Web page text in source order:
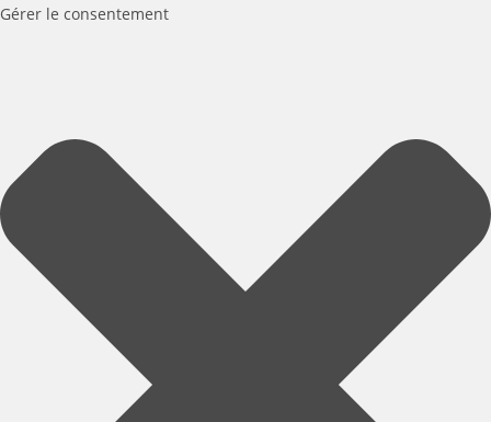
Gérer le consentement